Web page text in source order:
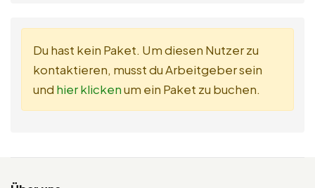
Du hast kein Paket. Um diesen Nutzer zu
kontaktieren, musst du Arbeitgeber sein
und hier klickenum ein Paket zu buchen.